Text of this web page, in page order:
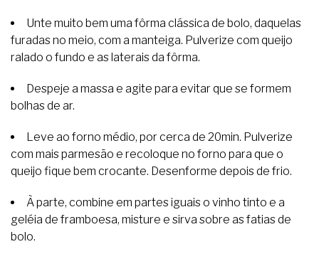
Unte muito bem uma fôrma clássica de bolo, daquelas
furadas no meio, com a manteiga. Pulverize com queijo
ralado o fundo e as laterais da fôrma.
Despeje a massa e agite para evitar que se formem
bolhas de ar.
Leve ao forno médio, por cerca de 20min. Pulverize
com mais parmesão e recoloque no forno para que o
queijo fique bem crocante. Desenforme depois de frio.
À parte, combine em partes iguais o vinho tinto e a
geléia de framboesa, misture e sirva sobre as fatias de
bolo.